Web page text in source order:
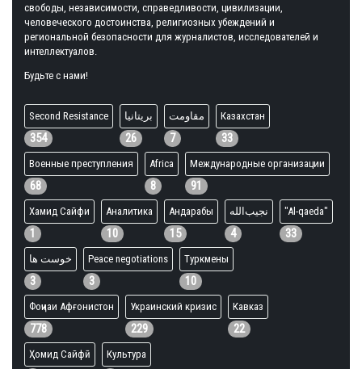
свободы, независимости, справедливости, цивилизации,
человеческого достоинства, религиозных убеждений и
региональной безопасности для журналистов, исследователей и
интеллектуалов.
Будьте с нами!
Second Resistance
354
بریتانیا
26
مقاومت
7
Казахстан
33
Военные преступления
68
Africa
8
Международные организации
91
Хамид Сайфи
1
Аналитика
10
Андарабы
15
نجیب‌الله
4
"Al-qaeda"
33
خوست ها
3
Peace negotiations
3
Туркмены
10
Фоҷиаи Афғонистон
778
Украинский кризис
229
Кавказ
22
Ҳомид Сайфӣ Культура